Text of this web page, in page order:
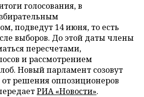
голосования, в
подведут 14 июня, то есть
выборов. До этой даты члены
пересчетами,
и рассмотрением
Новый парламент созовут
от решения оппозиционеров
РИА «Новости».